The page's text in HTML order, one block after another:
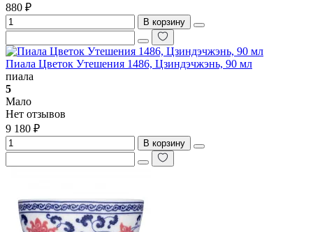
880 ₽
В корзину
Пиала Цветок Утешения 1486, Цзиндэчжэнь, 90 мл
пиала
5
Мало
Нет отзывов
9 180 ₽
В корзину